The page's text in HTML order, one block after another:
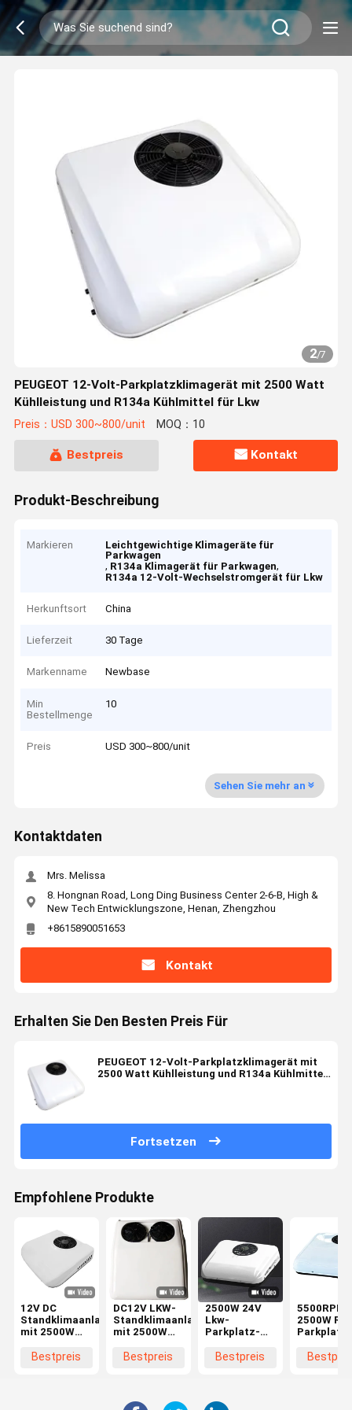
2/7
PEUGEOT 12-Volt-Parkplatzklimagerät mit 2500 Watt
Kühlleistung und R134a Kühlmittel für Lkw
Preis：USD 300~800/unit MOQ：10
Bestpreis Kontakt
Produkt-Beschreibung
Markieren
Leichtgewichtige Klimageräte für
Parkwagen
, R134a Klimagerät für Parkwagen,
R134a 12-Volt-Wechselstromgerät für Lkw
Herkunftsort China
Lieferzeit 30 Tage
Markenname Newbase
Min
Bestellmenge
10
Preis USD 300~800/unit
Sehen Sie mehr an
Kontaktdaten
Mrs. Melissa
8. Hongnan Road, Long Ding Business Center 2-6-B, High &
New Tech Entwicklungszone, Henan, Zhengzhou
+8615890051653
Kontakt
Erhalten Sie Den Besten Preis Für
PEUGEOT 12-Volt-Parkplatzklimagerät mit
2500 Watt Kühlleistung und R134a Kühlmittel
Fortsetzen
Empfohlene Produkte
12V DC
Standklimaanlage
mit 2500W
und R134a
Bestpreis
DC12V LKW-
Standklimaanlage
mit 2500W
energiesparend
Bestpreis
2500W 24V
Lkw-
Parkplatz-
mit schneller
Bestpreis
5500RPM
2500W
Parkplatz-
PACS-